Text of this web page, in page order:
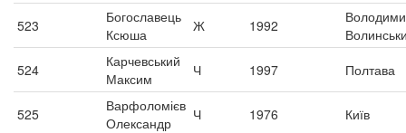
523
Богославець
Ксюша
Ж 1992
524
Карчевський
Максим
Ч 1997 Полтава
525
Варфоломієв
Олександр
Ч 1976
Київ